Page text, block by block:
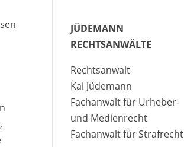
JÜDEMANN
RECHTSANWÄLTE
Rechtsanwalt
Kai Jüdemann
Fachanwalt für Urheber-
und Medienrecht
Fachanwalt für Strafrecht